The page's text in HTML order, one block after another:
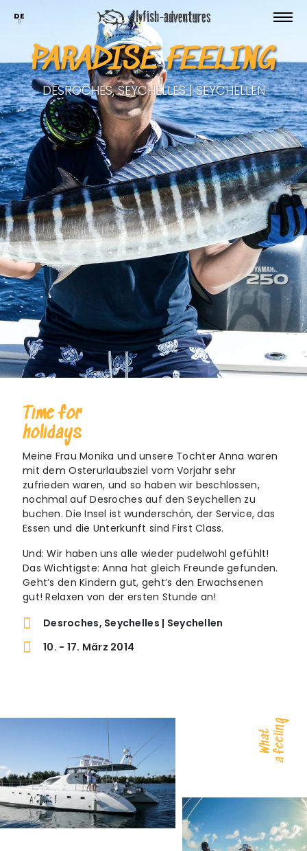
DE
PARADISE FEELING
DESROCHES, SEYCHELLES | SEYCHELLEN
Time for
holidays
Meine Frau Monika und unsere Tochter Anna waren
mit dem Osterurlaubsziel vom Vorjahr sehr
zufrieden waren, und so haben wir beschlossen,
nochmal auf Desroches auf den Seychellen zu
buchen. Die Insel ist wunderschön, der Service, das
Essen und die Unterkunft sind First Class.
Und: Wir haben uns alle wieder pudelwohl gefühlt!
Das Wichtigste: Anna hat gleich Freunde gefunden.
Geht’s den Kindern gut, geht’s den Erwachsenen
gut! Relaxen von der ersten Stunde an!
Desroches, Seychelles | Seychellen
10. - 17. März 2014
Whata feeling